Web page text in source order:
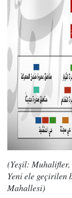
(Yeşil: Muhalifler,
Yeni ele geçirilen
Mahallesi)